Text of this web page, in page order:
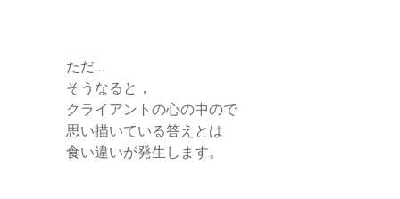
ただ…
そうなると，
クライアントの心の中ので
思い描いている答えとは
食い違いが発生します。